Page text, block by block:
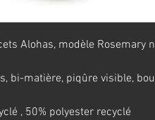
Alohas, modèle Rosemary
bi-matière, piqûre visible,
, 50% polyester recyclé